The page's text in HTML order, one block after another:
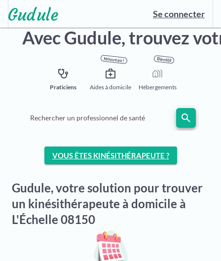
Se connecter
Avec Gudule,trouvez
stethoscope
Praticiens
Nouveau !
medical_services
Aides à domicile
Bientôt
holiday_village
Hébergements
Rechercher un professionnel de santé search
VOUS ÊTES KINÉSITHÉRAPEUTE ?
Gudule, votre solution pour trouver
un kinésithérapeute à domicile à
L'Échelle 08150